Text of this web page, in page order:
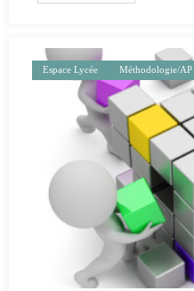
Espace Lycée Méthodologie/AP